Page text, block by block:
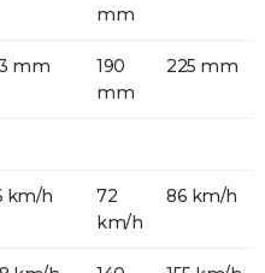
mm
mm
190
mm
225 mm
km/h
72
km/h
86 km/h